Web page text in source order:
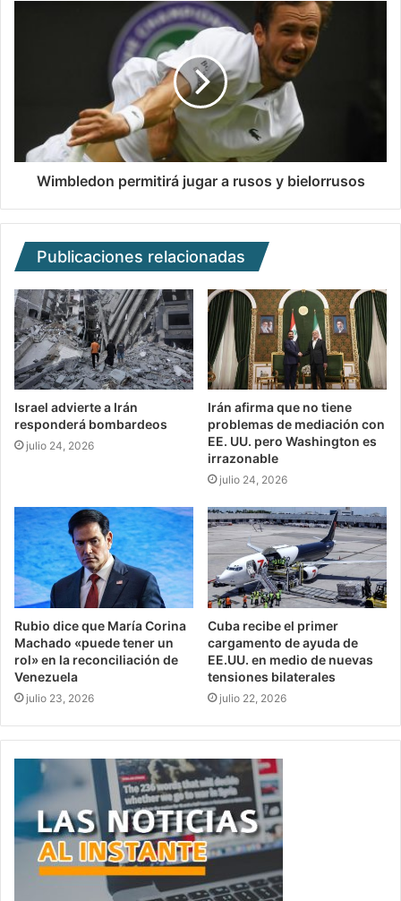
Wimbledon permitirá jugar a rusos y bielorrusos
Publicaciones relacionadas
Israel advierte a Irán
responderá bombardeos
julio 24, 2026
Irán afirma que no tiene
problemas de mediación con
EE. UU. pero Washington es
irrazonable
julio 24, 2026
Rubio dice que María Corina
Machado «puede tener un
rol» en la reconciliación de
Venezuela
julio 23, 2026
Cuba recibe el primer
cargamento de ayuda de
EE.UU. en medio de nuevas
tensiones bilaterales
julio 22, 2026